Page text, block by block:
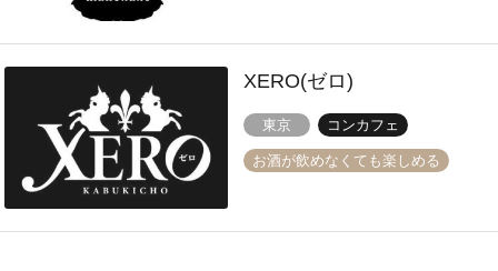
XERO(ゼロ)
東京 コンカフェ
お酒が飲めなくても楽しめる